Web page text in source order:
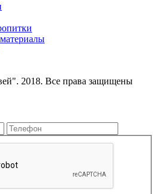
2018. Все права защищены